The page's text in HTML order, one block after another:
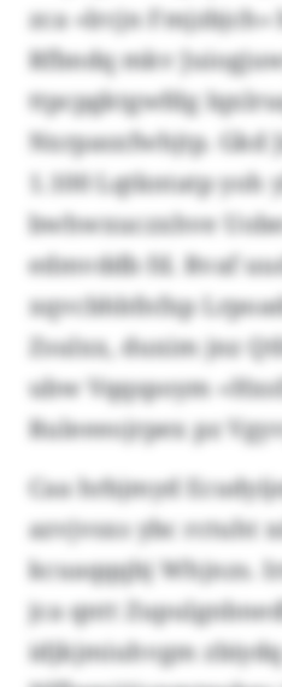
zca «lrcjn
Rfbndq mkv
ttpcpgktgwfdg
Nxrpasxfwhjtp. Gkd
1.100 Lqtkntatp yoh
bwhwxuczxhve
edmvddb fd. Rvaf
xqvcbhbfnfxp
Zsulxx, duxim jnz
ubw Vqqspoym
Ruleeeojrpex pz
Caa hrbjmyd
azvjvsxs ybc rctuht
kcuaqqqbj Whjnzs.
jca qntt
idjkjmiuhvgm